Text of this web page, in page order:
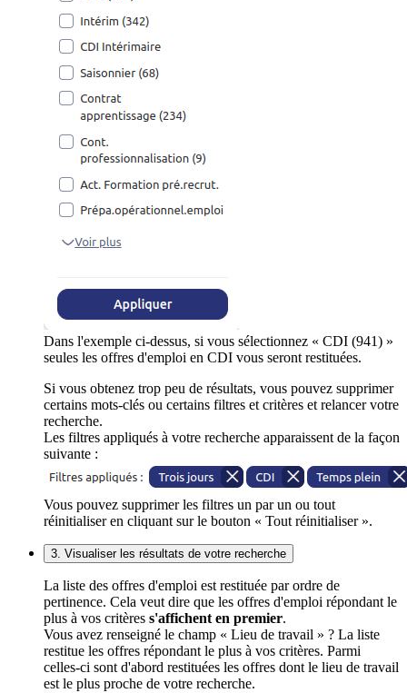
Dans l'exemple ci-dessus, si vous sélectionnez « CDI (941) »
seules les offres d'emploi en CDI vous seront restituées.
Si vous obtenez trop peu de résultats, vous pouvez supprimer
certains mots-clés ou certains filtres et critères et relancer votre
recherche.
Les filtres appliqués à votre recherche apparaissent de la façon
suivante :
Vous pouvez supprimer les filtres un par un ou tout
réinitialiser en cliquant sur le bouton « Tout réinitialiser ».
3. Visualiser les résultats de votre recherche
La liste des offres d'emploi est restituée par ordre de
pertinence. Cela veut dire que les offres d'emploi répondant le
plus à vos critères s'affichent en premier.
Vous avez renseigné le champ « Lieu de travail » ? La liste
restitue les offres répondant le plus à vos critères. Parmi
celles-ci sont d'abord restituées les offres dont le lieu de travail
est le plus proche de votre recherche.